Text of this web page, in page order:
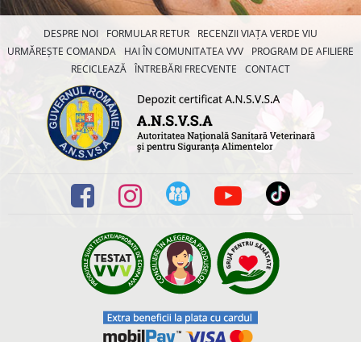
DESPRE NOI FORMULAR RETUR
RECENZII VIAȚA VERDE VIU
URMĂREȘTE COMANDA
HAI ÎN COMUNITATEA VVV
PROGRAM DE AFILIERE
RECICLEAZĂ ÎNTREBĂRI FRECVENTE CONTACT